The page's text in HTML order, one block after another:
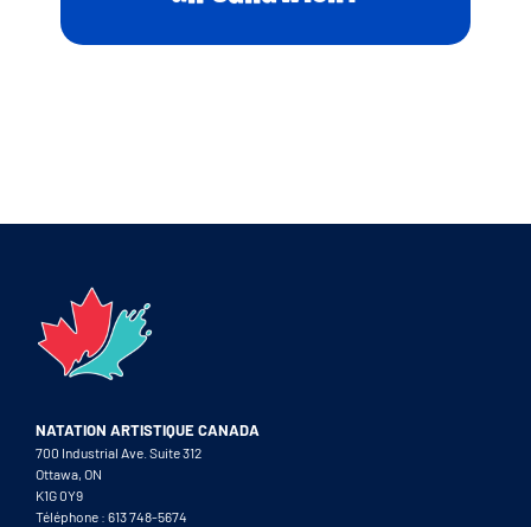
NATATION ARTISTIQUE CANADA
700 Industrial Ave. Suite 312
Ottawa, ON
K1G 0Y9
Téléphone : 613 748-5674